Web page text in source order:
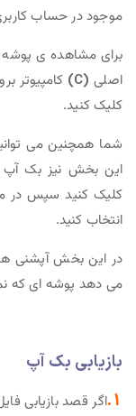
موجود در حساب
اصلی (C)
کامپیوتر
کلیک کنید.
شما همچنین می
این بخش نیز بک آپ
کلیک کنید سپس در
انتخاب کنید.
در این بخش آپشنی
می دهد پوشه ای که
بازیابی بک آپ
1. اگر قصد بازیابی